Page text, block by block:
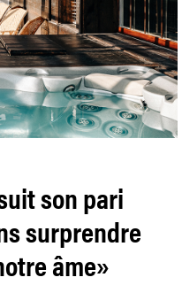
son pari
surprendre
âme»